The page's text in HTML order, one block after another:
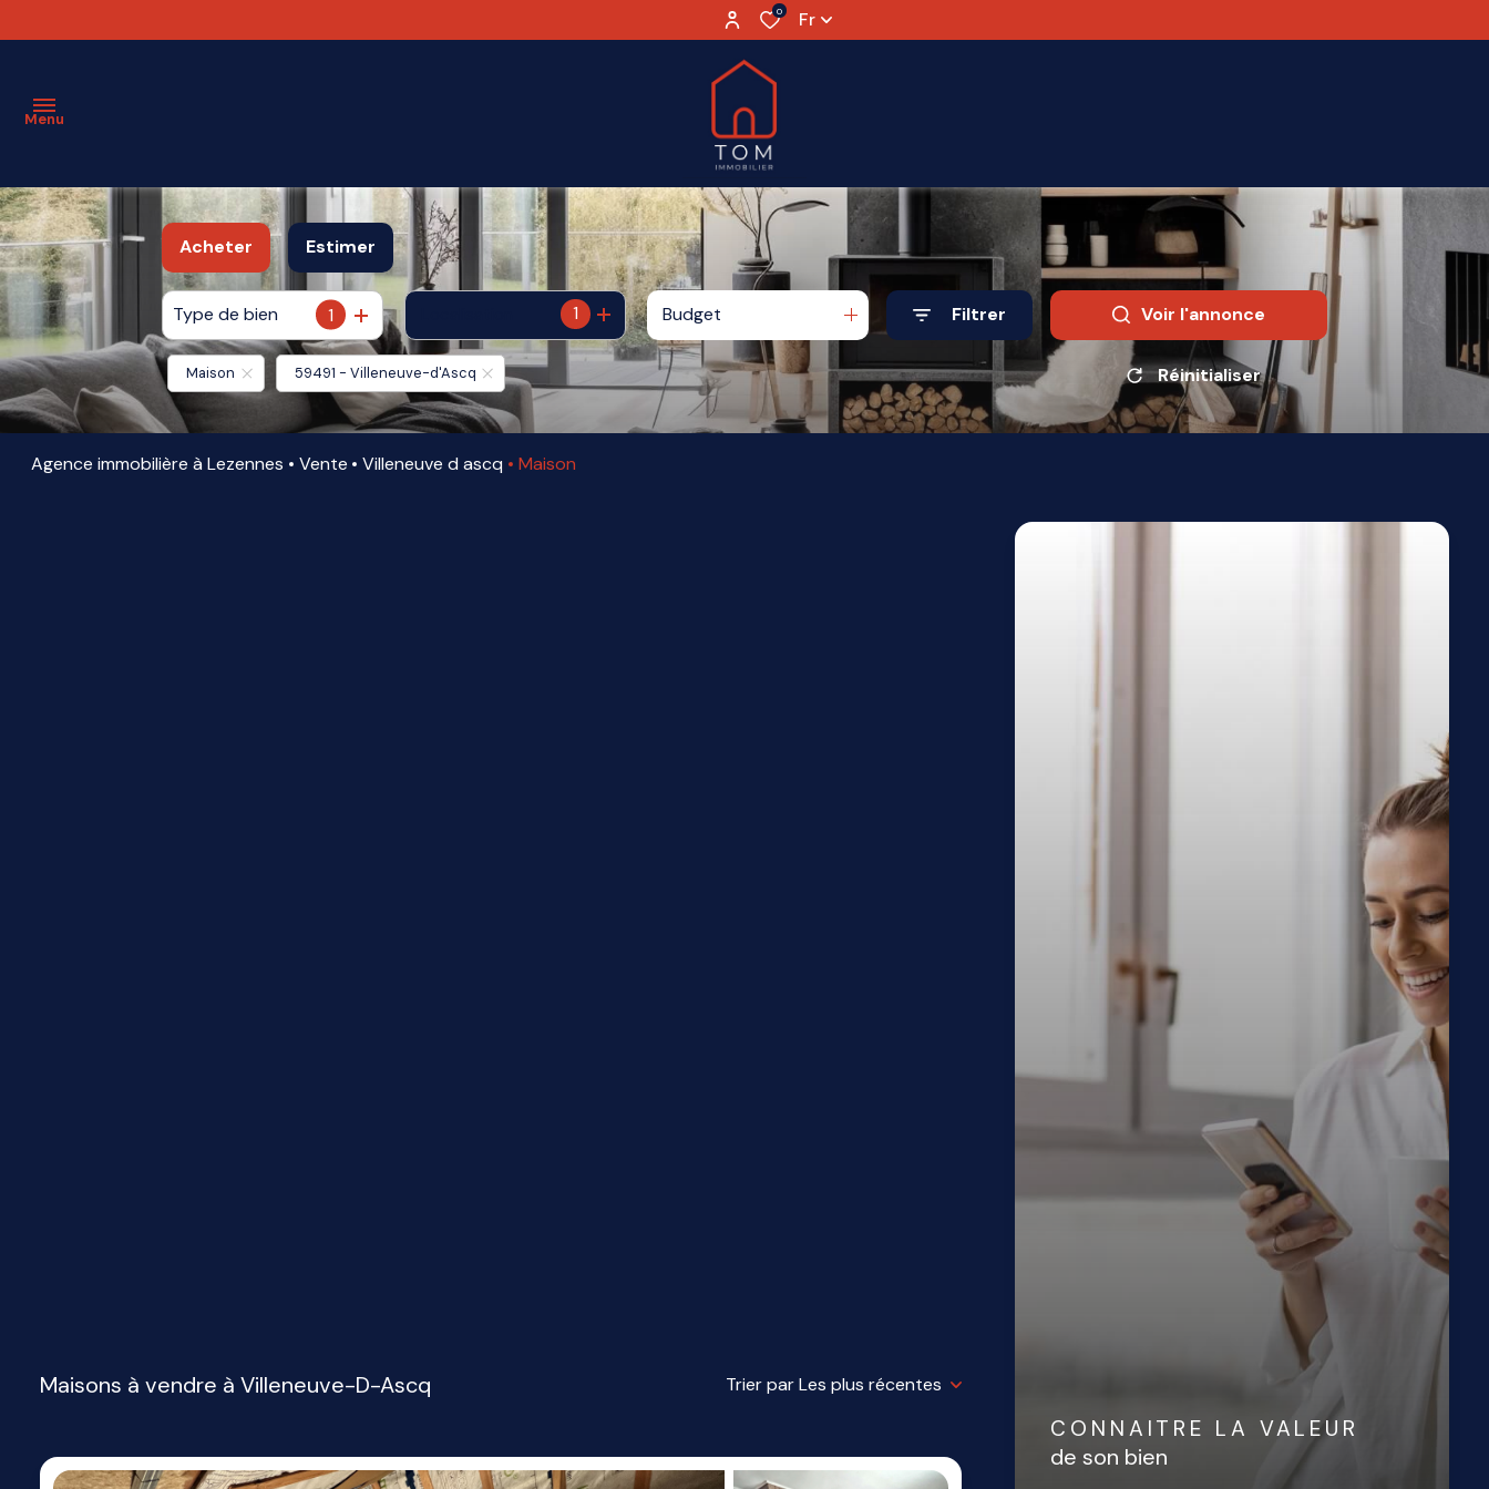
0 Fr
Menu
ESTIMATION
VENTE
LOCATION
VENDU
AGENCE
PARTENAIRES
Acheter
De l'ancien
Estimer
Type de bien 1 1 Budget Filtrer Voir l'annonce
Maison 59491 - Villeneuve-d'Ascq Réinitialiser
Agence immobilière à Lezennes Vente Villeneuve d ascq Maison
Maisons à vendre à Villeneuve-D-Ascq Trier par Les plus récentes
CONNAITRE LA VALEUR
de son bien